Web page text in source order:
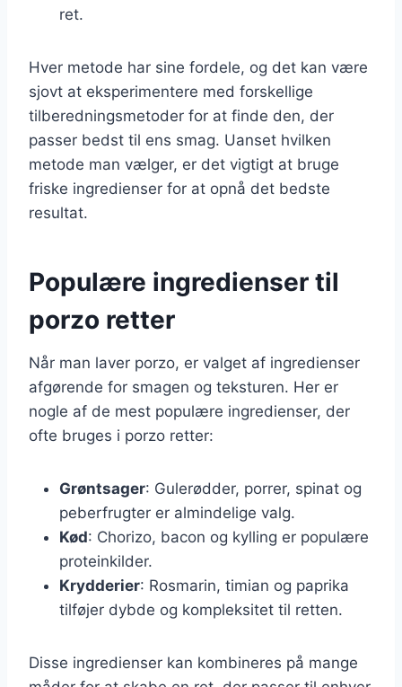
ret.
Hver metode har sine fordele, og det kan være
sjovt at eksperimentere med forskellige
tilberedningsmetoder for at finde den, der
passer bedst til ens smag. Uanset hvilken
metode man vælger, er det vigtigt at bruge
friske ingredienser for at opnå det bedste
resultat.
Populære ingredienser til
porzo retter
Når man laver porzo, er valget af ingredienser
afgørende for smagen og teksturen. Her er
nogle af de mest populære ingredienser, der
ofte bruges i porzo retter:
Grøntsager: Gulerødder, porrer, spinat og
peberfrugter er almindelige valg.
Kød: Chorizo, bacon og kylling er populære
proteinkilder.
Krydderier: Rosmarin, timian og paprika
tilføjer dybde og kompleksitet til retten.
Disse ingredienser kan kombineres på mange